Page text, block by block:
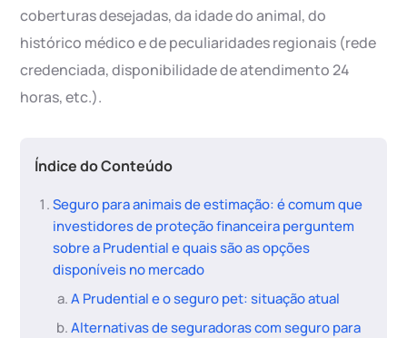
coberturas desejadas, da idade do animal, do
histórico médico e de peculiaridades regionais (rede
credenciada, disponibilidade de atendimento 24
horas, etc.).
Índice do Conteúdo
Seguro para animais de estimação: é comum que
investidores de proteção financeira perguntem
sobre a Prudential e quais são as opções
disponíveis no mercado
A Prudential e o seguro pet: situação atual
Alternativas de seguradoras com seguro para